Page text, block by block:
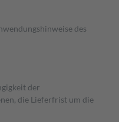
des
der
die Lieferfrist um die